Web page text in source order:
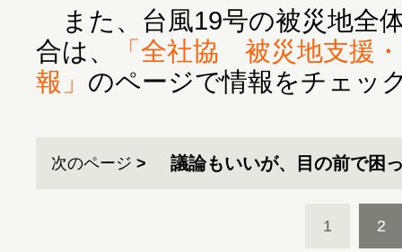
また、台風19号の被災地全
合は、
「全社協 被災地支援
報」 のページで情報をチェッ
次のページ 議論もいいが、目の前で困
1 2